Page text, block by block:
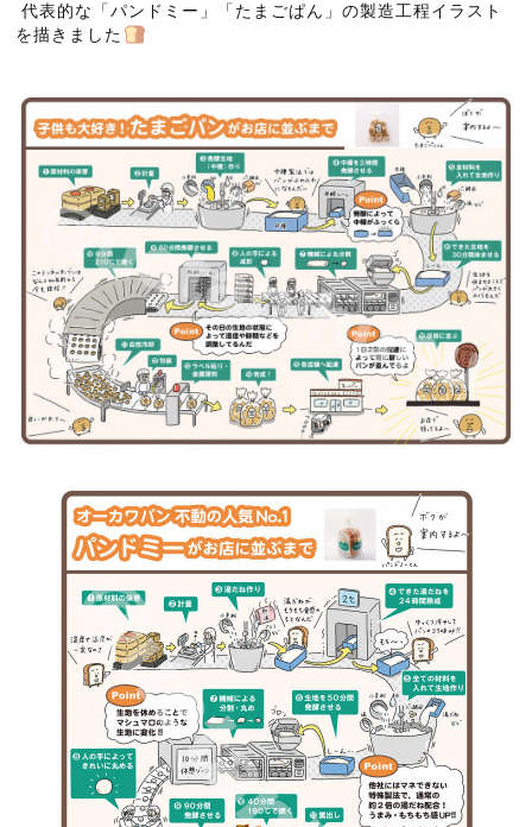
代表的な「パンドミー」「たまごぱん」の製造工程イラスト
を描きました